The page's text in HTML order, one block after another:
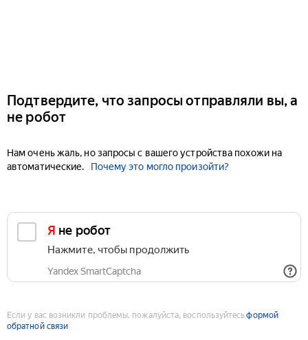
Подтвердите, что запросы отправляли вы, а
не робот
Нам очень жаль, но запросы с вашего устройства похожи на
автоматические.
Почему это могло произойти?
Я не робот
Нажмите, чтобы продолжить
Yandex SmartCaptcha
Если у вас возникли проблемы, пожалуйста, воспользуйтесьформой
обратной связи